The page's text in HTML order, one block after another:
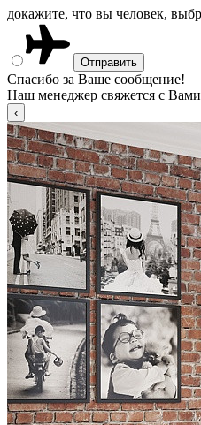
докажите, что вы человек,
Спасибо за Ваше сообщение!
Наш менеджер свяжется с